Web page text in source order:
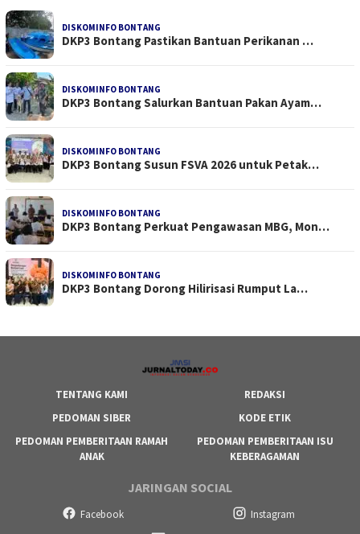
DISKOMINFO BONTANG
DKP3 Bontang Pastikan Bantuan Perikanan …
DISKOMINFO BONTANG
DKP3 Bontang Salurkan Bantuan Pakan Ayam…
DISKOMINFO BONTANG
DKP3 Bontang Susun FSVA 2026 untuk Petak…
DISKOMINFO BONTANG
DKP3 Bontang Perkuat Pengawasan MBG, Mon…
DISKOMINFO BONTANG
DKP3 Bontang Dorong Hilirisasi Rumput La…
TENTANG KAMI
REDAKSI
PEDOMAN SIBER
KODE ETIK
PEDOMAN PEMBERITAAN RAMAH
ANAK
PEDOMAN PEMBERITAAN ISU
KEBERAGAMAN
JARINGAN SOCIAL
Facebook
Instagram